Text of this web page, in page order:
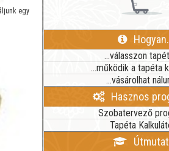
egy
...válasszon
...működik a tapéta
...vásárolhat
Hasznos
Szobatervező
Tapéta